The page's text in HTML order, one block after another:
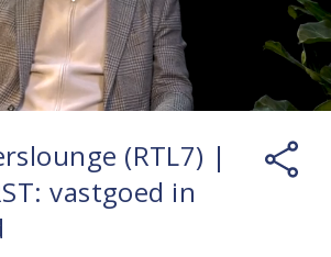
(RTL7) |
vastgoed in